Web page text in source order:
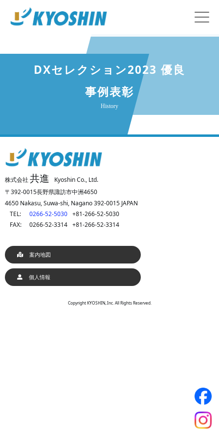
DXセレクション2023 優良
事例表彰
History
株式会社共進
Kyoshin Co., Ltd.
〒392-0015長野県諏訪市中洲4650
4650 Nakasu, Suwa-shi, Nagano 392-0015 JAPAN
TEL:
0266-52-5030 +81-266-52-5030
FAX:
0266-52-3314 +81-266-52-3314
案内地図
個人情報
Copyright KYOSHIN,.Inc. All Rights Reserved.